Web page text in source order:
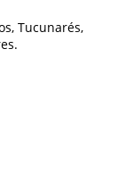
Tucunarés,